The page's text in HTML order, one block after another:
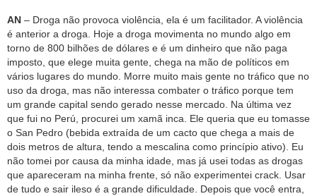
AN – Droga não provoca violência, ela é um facilitador. A violência
é anterior a droga. Hoje a droga movimenta no mundo algo em
torno de 800 bilhões de dólares e é um dinheiro que não paga
imposto, que elege muita gente, chega na mão de políticos em
vários lugares do mundo. Morre muito mais gente no tráfico que no
uso da droga, mas não interessa combater o tráfico porque tem
um grande capital sendo gerado nesse mercado. Na última vez
que fui no Perú, procurei um xamã inca. Ele queria que eu tomasse
o San Pedro (bebida extraída de um cacto que chega a mais de
dois metros de altura, tendo a mescalina como princípio ativo). Eu
não tomei por causa da minha idade, mas já usei todas as drogas
que apareceram na minha frente, só não experimentei crack. Usar
de tudo e sair ileso é a grande dificuldade. Depois que você entra,